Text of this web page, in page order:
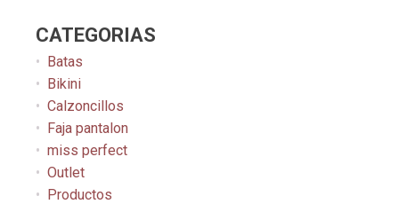
CATEGORIAS
Batas
Bikini
Calzoncillos
Faja pantalon
miss perfect
Outlet
Productos